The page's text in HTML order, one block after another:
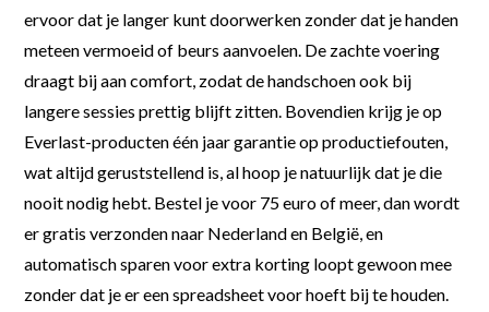
ervoor dat je langer kunt doorwerken zonder dat je handen
meteen vermoeid of beurs aanvoelen. De zachte voering
draagt bij aan comfort, zodat de handschoen ook bij
langere sessies prettig blijft zitten. Bovendien krijg je op
Everlast-producten één jaar garantie op productiefouten,
wat altijd geruststellend is, al hoop je natuurlijk dat je die
nooit nodig hebt. Bestel je voor 75 euro of meer, dan wordt
er gratis verzonden naar Nederland en België, en
automatisch sparen voor extra korting loopt gewoon mee
zonder dat je er een spreadsheet voor hoeft bij te houden.